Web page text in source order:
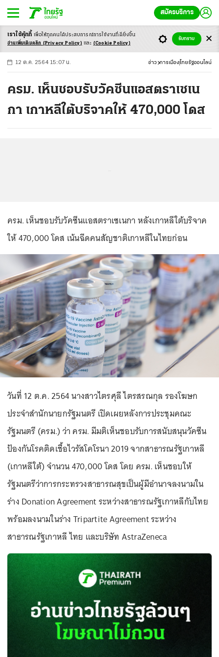
สมัครบริการ
-ก ก ก+
12 ต.ค. 2564 15:07 น. ข่าว การเมือง ไทยรัฐออนไลน์
ครม. เห็นชอบรับวัคซีนแอสตราเซเน
กา เกาหลีใต้บริจาคให้ 470,000 โดส
ครม. เห็นชอบรับวัคซีนแอสตราเซเนกา หลังเกาหลีใต้บริจาค
ให้ 470,000 โดส เน้นฉีดคนสัญชาติเกาหลีในไทยก่อน
วันที่ 12 ต.ค. 2564 นางสาวไตรศุลี ไตรสรณกุล รองโฆษก
ประจำสำนักนายกรัฐมนตรี เปิดเผยหลังการประชุมคณะ
รัฐมนตรี (ครม.) ว่า ครม. มีมติเห็นชอบรับการสนับสนุนวัคซีน
ป้องกันโรคติดเชื้อไวรัสโคโรนา 2019 จากสาธารณรัฐเกาหลี
(เกาหลีใต้) จำนวน 470,000 โดส โดย ครม. เห็นชอบให้
รัฐมนตรีว่าการกระทรวงสาธารณสุขเป็นผู้มีอำนาจลงนามใน
ร่าง Donation Agreement ระหว่างสาธารณรัฐเกาหลีกับไทย
พร้อมลงนามในร่าง Tripartite Agreement ระหว่าง
สาธารณรัฐเกาหลี ไทย และบริษัท AstraZeneca
เราใช้คุ้กกี้ เพื่อให้ทุกคนได้ประสบการณ์การใช้งานที่ดียิ่งขึ้น
อ่านเพิ่มเติมคลิก (Privacy Policy) และ (Cookie Policy)
รับทราบ